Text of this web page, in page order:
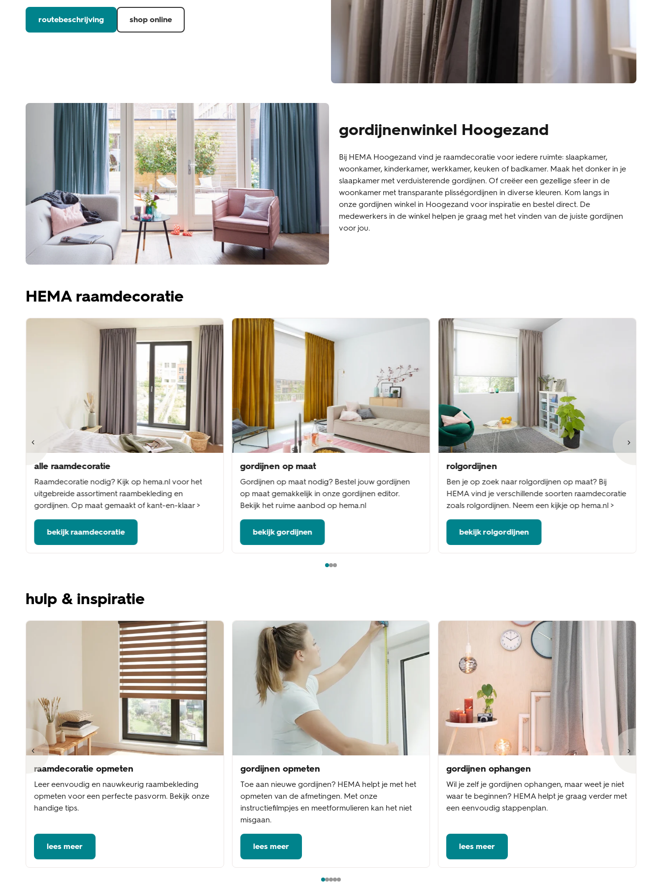
routebeschrijving shop online
gordijnenwinkel Hoogezand
Bij HEMA Hoogezand vind je raamdecoratie voor iedere ruimte: slaapkamer,
woonkamer, kinderkamer, werkkamer, keuken of badkamer. Maak het donker in je
slaapkamer met verduisterende gordijnen. Of creëer een gezellige sfeer in de
woonkamer met transparante plisségordijnen in diverse kleuren. Kom langs in
onze gordijnen winkel in Hoogezand voor inspiratie en bestel direct. De
medewerkers in de winkel helpen je graag met het vinden van de juiste gordijnen
voor jou.
HEMA raamdecoratie
alle raamdecoratie
Raamdecoratie nodig? Kijk op hema.nl voor het
uitgebreide assortiment raambekleding en
gordijnen. Op maat gemaakt of kant-en-klaar >
bekijk raamdecoratie
gordijnen op maat
Gordijnen op maat nodig? Bestel jouw gordijnen
op maat gemakkelijk in onze gordijnen editor.
Bekijk het ruime aanbod op hema.nl
bekijk gordijnen
rolgordijnen
Ben je op zoek naar rolgordijnen op maat? Bij
HEMA vind je verschillende soorten raamdecoratie
zoals rolgordijnen. Neem een kijkje op hema.nl >
bekijk rolgordijnen
hulp & inspiratie
raamdecoratie opmeten
Leer eenvoudig en nauwkeurig raambekleding
opmeten voor een perfecte pasvorm. Bekijk onze
handige tips.
lees meer
gordijnen opmeten
Toe aan nieuwe gordijnen? HEMA helpt je met het
opmeten van de afmetingen. Met onze
instructiefilmpjes en meetformulieren kan het niet
misgaan.
lees meer
gordijnen ophangen
Wil je zelf je gordijnen ophangen, maar weet je niet
waar te beginnen? HEMA helpt je graag verder met
een eenvoudig stappenplan.
lees meer